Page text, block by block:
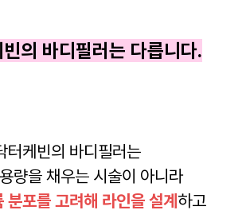
의 바디필러는 다릅니다.
터케빈의 바디필러는
량을 채우는 시술이 아니라
분포를 고려해 라인을 설계 하고